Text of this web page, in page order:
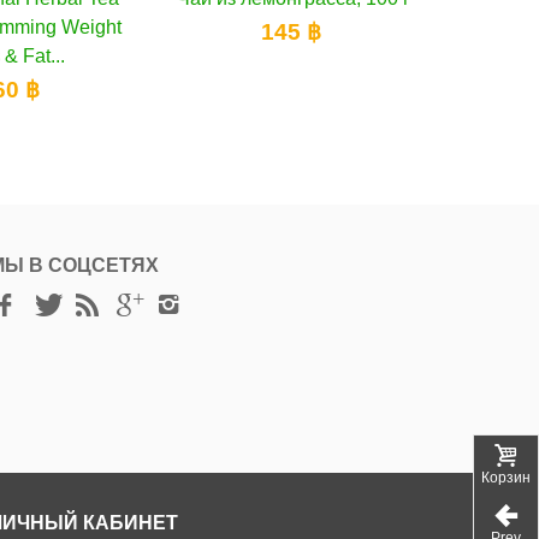
฿
для заваривания, 40 г
В СОЦСЕТЯХ
КАБИНЕТ
Корзина